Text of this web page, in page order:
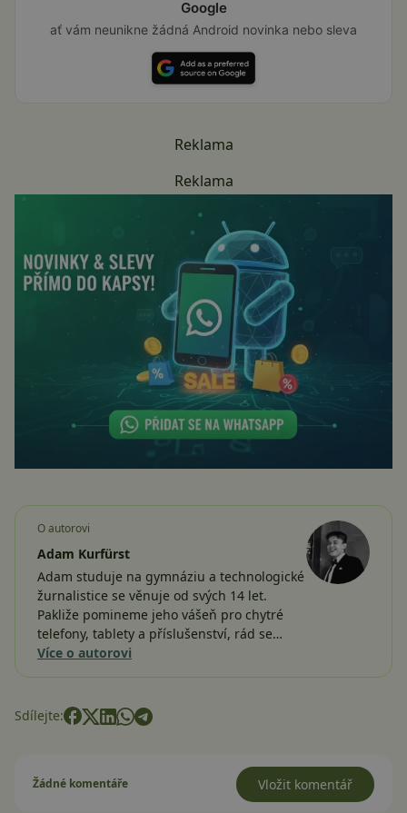
Google
ať vám neunikne žádná Android novinka nebo sleva
Reklama
Reklama
O autorovi
Adam Kurfürst
Adam studuje na gymnáziu a technologické
žurnalistice se věnuje od svých 14 let.
Pakliže pomineme jeho vášeň pro chytré
telefony, tablety a příslušenství, rád se…
Více o autorovi
Sdílejte:
Žádné komentáře Vložit komentář